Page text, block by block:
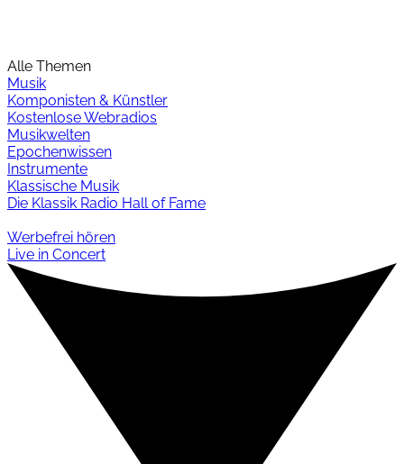
Alle Themen
Musik
Komponisten & Künstler
Kostenlose Webradios
Musikwelten
Epochenwissen
Instrumente
Klassische Musik
Die Klassik Radio Hall of Fame
Werbefrei hören
Live in Concert